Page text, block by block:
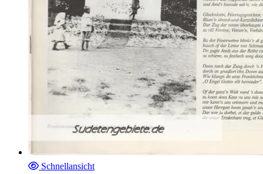
Schnellansicht